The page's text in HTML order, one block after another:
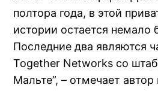
полтора года, в этой
истории остается немало
Последние два являются
Together Networks со
Мальте”, – отмечает